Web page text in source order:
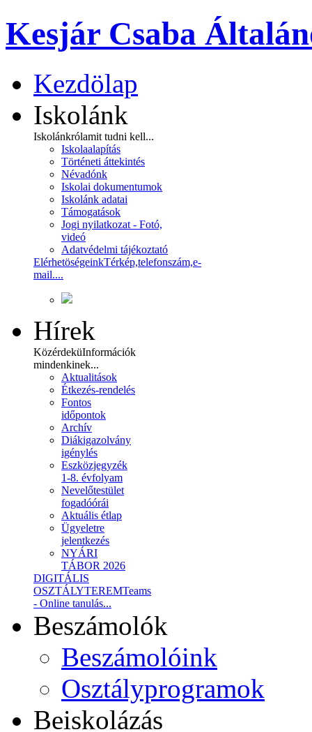
Kesjár Csaba
Kezdölap
Iskolánk
Iskolánkrólamit tudni kell...
Iskolaalapítás
Történeti áttekintés
Névadónk
Iskolai dokumentumok
Iskolánk adatai
Támogatások
Jogi nyilatkozat - Fotó,
videó
Adatvédelmi tájékoztató
ElérhetöségeinkTérkép,telefonszám,e-
mail....
Hírek
KözérdeküInformációk
mindenkinek...
Aktualitások
Étkezés-rendelés
Fontos
időpontok
Archív
Diákigazolvány
igénylés
Eszközjegyzék
1-8. évfolyam
Nevelőtestület
fogadóórái
Aktuális étlap
Ügyeletre
jelentkezés
NYÁRI
TÁBOR 2026
DIGITÁLIS
OSZTÁLYTEREMTeams
- Online tanulás...
Beszámolók
Beszámolóink
Osztályprogramok
Beiskolázás